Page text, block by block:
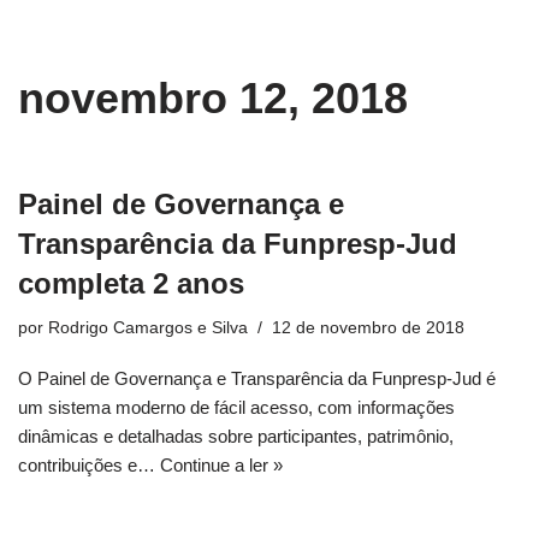
para
novembro 12, 2018
Painel de Governança e
Transparência da Funpresp-Jud
completa 2 anos
por Rodrigo Camargos e Silva 12 de novembro de 2018
O Painel de Governança e Transparência da Funpresp-Jud é
um sistema moderno de fácil acesso, com informações
dinâmicas e detalhadas sobre participantes, patrimônio,
contribuições e… Continue a ler »